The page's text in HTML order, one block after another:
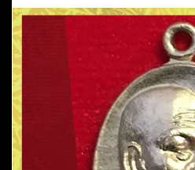
เนื้อ
ทองแดง
ชุบ
นิ
เกิ้ล
วัด
ป่า
อุดม
สมพร